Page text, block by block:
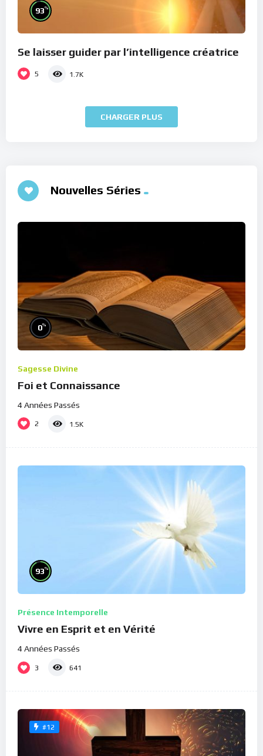
93%
Se laisser guider par l’intelligence créatrice
5 1.7K
CHARGER PLUS
Nouvelles Séries
0%
Sagesse Divine
Foi et Connaissance
4 Années Passés
2 1.5K
93%
Présence Intemporelle
Vivre en Esprit et en Vérité
4 Années Passés
3 641
#12